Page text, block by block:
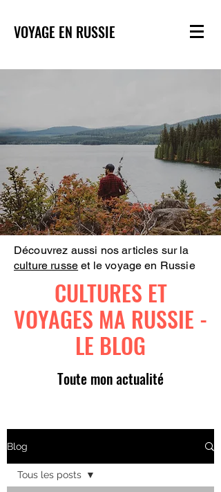
VOYAGE EN RUSSIE
Découvrez aussi nos articles sur la
culture russe et le voyage en Russie
CULTURES ET
VOYAGES MA RUSSIE -
LE BLOG
Toute mon actualité
Blog
Tous les posts